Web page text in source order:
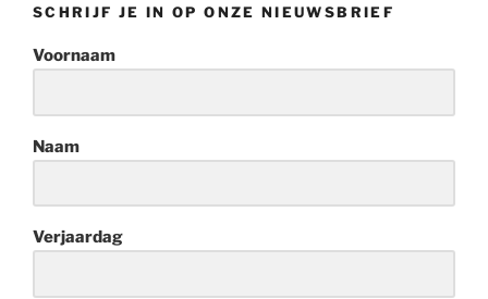
SCHRIJF JE IN OP ONZE NIEUWSBRIEF
Voornaam
Naam
Verjaardag